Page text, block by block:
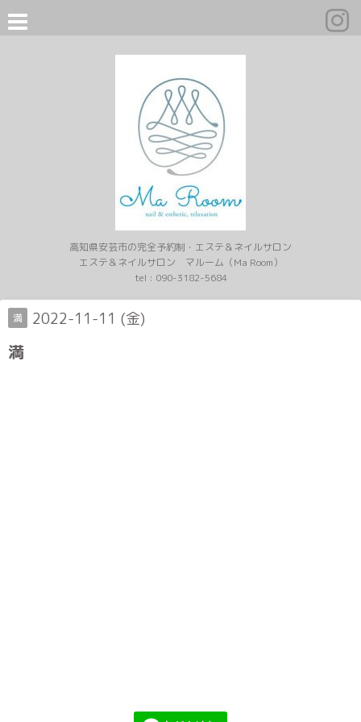
高知県安芸市の完全予約制・エステ＆ネイルサロン
エステ＆ネイルサロン マルーム（Ma Room）
tel : 090-3182-5684
満 2022-11-11 (金)
満